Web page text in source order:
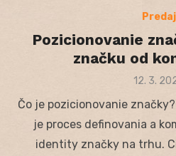
Predaj
Pozicionovanie
značku od
Posted
12. 3.
Čo je pozicionovanie
je proces definovania a
identity značky na trhu.